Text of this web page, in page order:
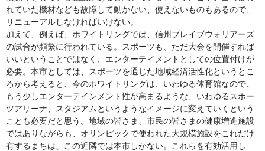
れていた機材なども故障して動かない、使えないものもあるので、
リニューアルしなければいけない。
加えて、例えば、ホワイトリングでは、信州ブレイブウォリアーズ
の試合が頻繁に行われている。スポーツも、ただ大会を開催すれば
いいということではなく、エンターテイメントとしての位置付けが
必要。本市としては、スポーツを通じた地域経済活性化というとこ
ろから考えると、今のホワイトリングは、いわゆる体育館なので、
もう少しエンターテインメント性が高まるような、いわゆるスポー
ツアリーナ、スタジアムというようなイメージに変えていくという
ことも必要だと思う。地域の皆さま、市民の皆さまの健康増進施設
ではありながらも、オリンピックで使われた大規模施設をこれだけ
有するまちは、この近隣では本市しかない。これらを有効活用し